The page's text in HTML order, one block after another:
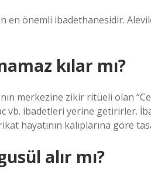
en önemli ibadethanesidir.
kılar mı?
merkezine zikir ritüeli olan
vb. ibadetleri yerine getirirler.
hayatının kalıplarına göre
alır mı?